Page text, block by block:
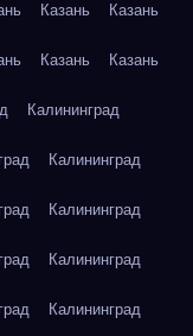
Казань Казань
Казань Казань
Калининград
Калининград
Калининград
Калининград
Калининград